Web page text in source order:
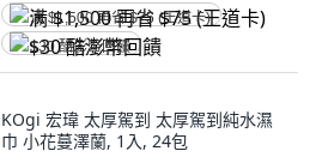
满 $1,500 再省 $75 (王道卡)
$30 酷澎幣回饋
KOgi 宏瑋 太厚駕到 太厚駕到純水濕
巾 小花蔓澤蘭, 1入, 24包